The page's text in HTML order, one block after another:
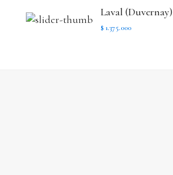
Laval (Duvernay)
$ 1.375.000